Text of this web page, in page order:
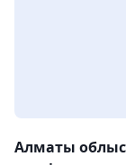
Алматы